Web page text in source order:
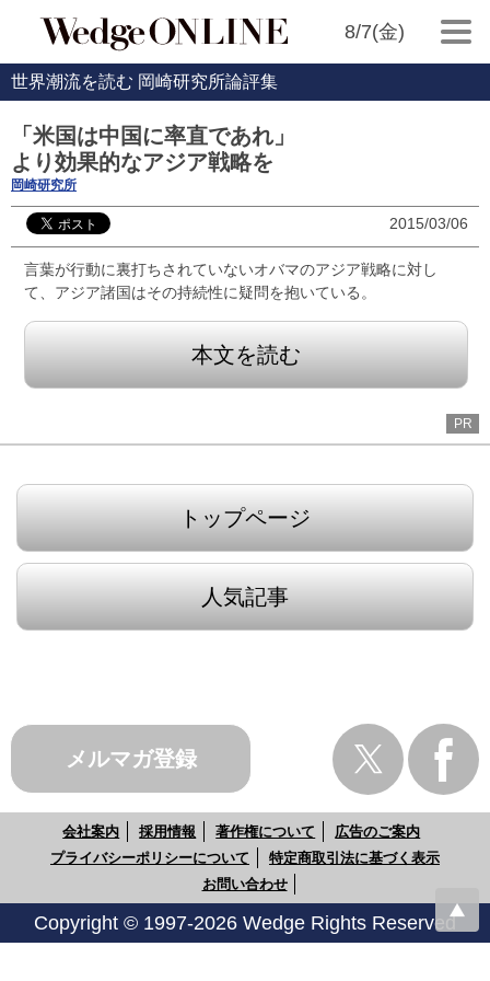
8/7(金)
世界潮流を読む 岡崎研究所論評集
「米国は中国に率直であれ」
より効果的なアジア戦略を
岡崎研究所
2015/03/06
言葉が行動に裏打ちされていないオバマのアジア戦略に対し
て、アジア諸国はその持続性に疑問を抱いている。
本文を読む
PR
トップページ
人気記事
メルマガ登録
会社案内 採用情報 著作権について
広告のご案内
プライバシーポリシーについて
特定商取引法に基づく表示
お問い合わせ
Copyright © 1997-2026 Wedge Rights Reserved